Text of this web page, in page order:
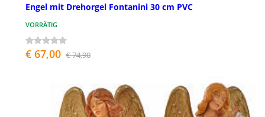
Engel mit Drehorgel Fontanini 30 cm PVC
VORRÄTIG
€ 67,00 € 74,90